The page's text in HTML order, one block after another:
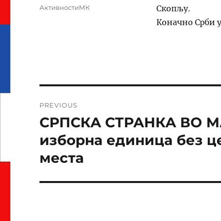
Скопљу.
Коначно Срби
Categories
АктивностиМК
на
напис
PREVIOUS
Previous
СРПСКА СТРАНКА ВО
изборна единица без
места